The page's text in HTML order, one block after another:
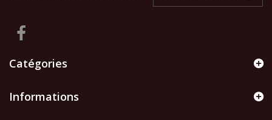
Catégories
Informations